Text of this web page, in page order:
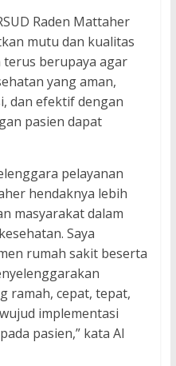
Raden Mattaher
mutu dan kualitas
terus berupaya agar
yang aman,
dan efektif dengan
pasien dapat
pelayanan
hendaknya lebih
masyarakat dalam
Saya
rumah sakit beserta
ramah, cepat, tepat,
implementasi
pasien,” kata Al